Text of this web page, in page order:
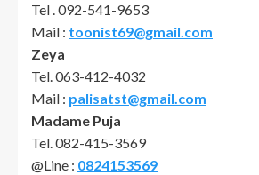
Tel . 092-541-9653
Mail : toonist69@gmail.com
Zeya
Tel. 063-412-4032
Mail : palisatst@gmail.com
Madame Puja
Tel. 082-415-3569
@Line : 0824153569